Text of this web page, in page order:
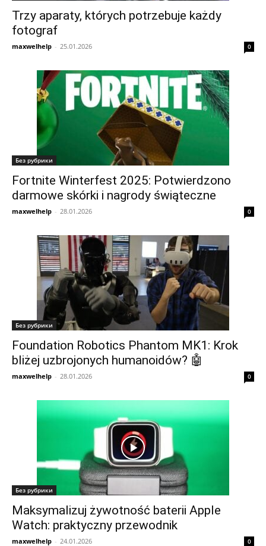
Trzy aparaty, których potrzebuje każdy
fotograf
maxwelhelp - 25.01.2026 0
Без рубрики
Fortnite Winterfest 2025: Potwierdzono
darmowe skórki i nagrody świąteczne
maxwelhelp - 28.01.2026 0
Без рубрики
Foundation Robotics Phantom MK1: Krok
bliżej uzbrojonych humanoidów? 🤖
maxwelhelp - 28.01.2026 0
Без рубрики
Maksymalizuj żywotność baterii Apple
Watch: praktyczny przewodnik
maxwelhelp - 24.01.2026 0